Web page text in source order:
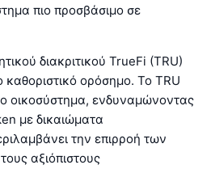
πιο προσβάσιμο σε
διακριτικού TrueFi (TRU)
ορόσημο. Το TRU
οικοσύστημα, ενδυναμώνοντας
με δικαιώματα
την επιρροή των
αξιόπιστους